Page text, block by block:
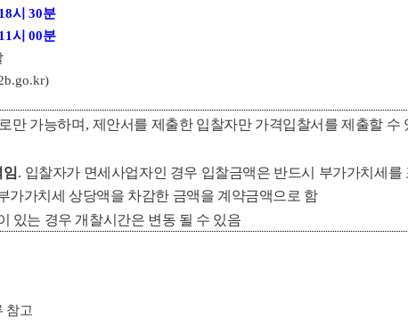
시30분
시00분
)
만 가능하며 , 제안서를 제출한 입찰자만 가격입찰서를 제출할 수
. 입찰자가 면세사업자인 경우 입찰금액은 반드시 부가가치세를
가가치세 상당액을 차감한 금액을 계약금액으로 함
있는 경우 개찰시간은 변동 될 수 있음
참고